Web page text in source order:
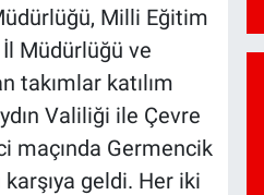
Milli Eğitim
Müdürlüğü ve
takımlar katılım
Valiliği ile Çevre
maçında Germencik
geldi. Her iki